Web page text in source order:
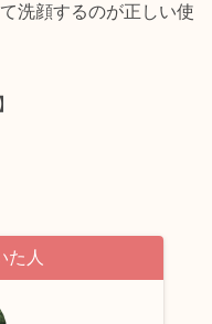
洗顔するのが正しい使
】
た人